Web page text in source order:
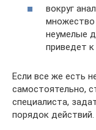
вокруг
множество
неумелые
приведет
Если все же есть
самостоятельно,
специалиста,
порядок действий.